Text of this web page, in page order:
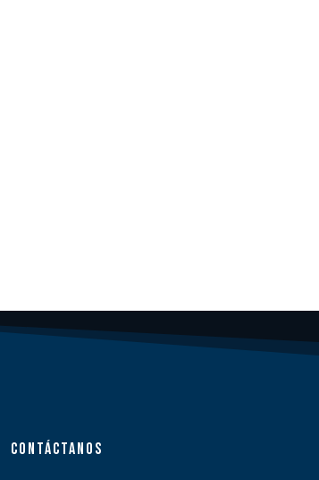
CONTÁCTANOS